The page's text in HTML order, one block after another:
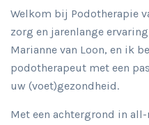
Welkom bij Podotherapie
zorg en jarenlange
Marianne van Loon, en ik
podotherapeut met een
uw (voet)gezondheid.
Met een achtergrond in